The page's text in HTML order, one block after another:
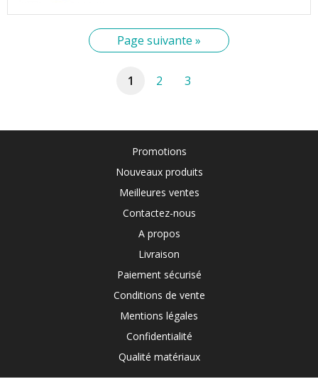
Page suivante »
1 2 3
Promotions
Nouveaux produits
Meilleures ventes
Contactez-nous
A propos
Livraison
Paiement sécurisé
Conditions de vente
Mentions légales
Confidentialité
Qualité matériaux